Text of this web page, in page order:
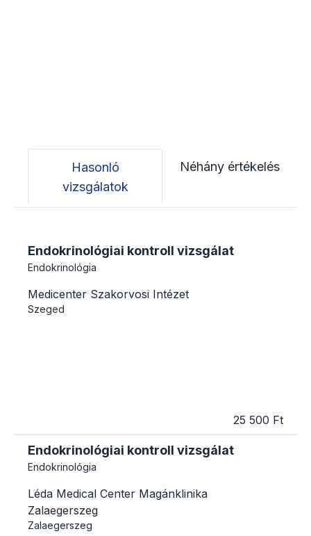
Hasonló
vizsgálatok
Néhány értékelés
Endokrinológiai kontroll vizsgálat
Endokrinológia
Medicenter Szakorvosi Intézet
Szeged
25 500 Ft
Endokrinológiai kontroll vizsgálat
Endokrinológia
Léda Medical Center Magánklinika
Zalaegerszeg
Zalaegerszeg